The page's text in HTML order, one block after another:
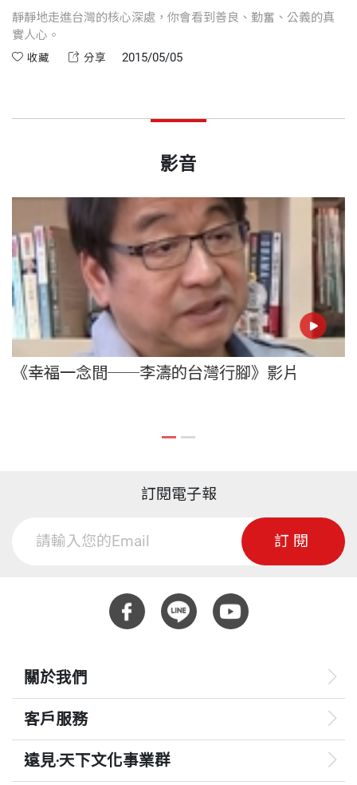
靜靜地走進台灣的核心深處，你會看到善良、勤奮、公義的真
實人心。
收藏 分享 2015/05/05
影音
《幸福一念間──李濤的台灣行腳》影片
訂閱電子報
訂閱
關於我們
客戶服務
遠見‧天下文化事業群